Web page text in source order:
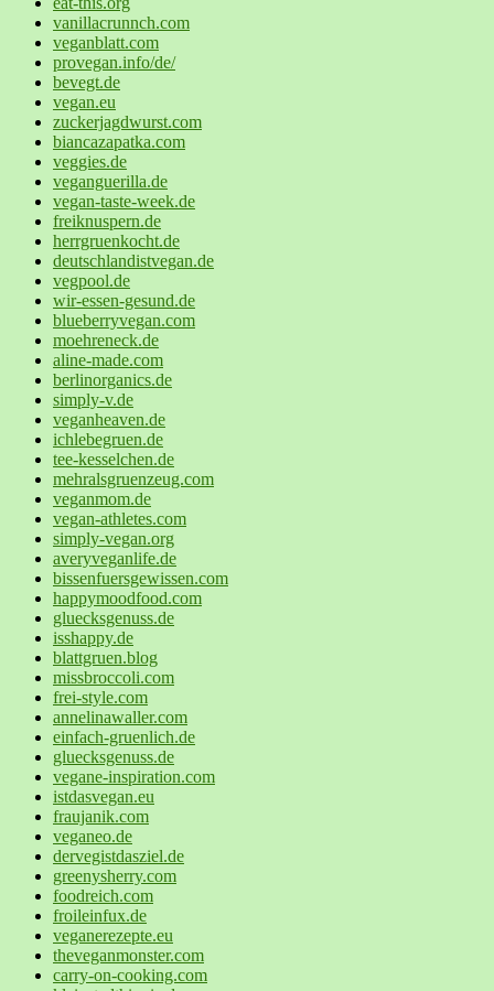
vanillacrunnch.com
veganblatt.com
provegan.info/de/
bevegt.de
vegan.eu
zuckerjagdwurst.com
biancazapatka.com
veggies.de
veganguerilla.de
vegan-taste-week.de
freiknuspern.de
herrgruenkocht.de
deutschlandistvegan.de
vegpool.de
wir-essen-gesund.de
blueberryvegan.com
moehreneck.de
aline-made.com
berlinorganics.de
simply-v.de
veganheaven.de
ichlebegruen.de
tee-kesselchen.de
mehralsgruenzeug.com
veganmom.de
vegan-athletes.com
simply-vegan.org
averyveganlife.de
bissenfuersgewissen.com
happymoodfood.com
gluecksgenuss.de
isshappy.de
blattgruen.blog
missbroccoli.com
frei-style.com
annelinawaller.com
einfach-gruenlich.de
gluecksgenuss.de
vegane-inspiration.com
istdasvegan.eu
fraujanik.com
veganeo.de
dervegistdasziel.de
greenysherry.com
foodreich.com
froileinfux.de
veganerezepte.eu
theveganmonster.com
carry-on-cooking.com